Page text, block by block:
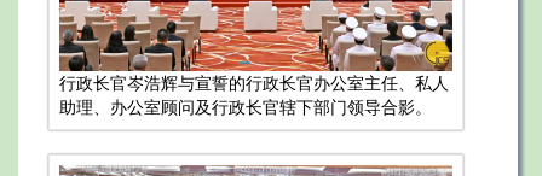
行政长官岑浩辉与宣誓的行政长官办公室主任、私人
助理、办公室顾问及行政长官辖下部门领导合影。